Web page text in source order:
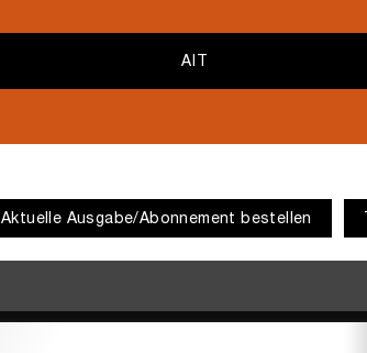
AIT
Aktuelle Ausgabe/Abonnement bestellen